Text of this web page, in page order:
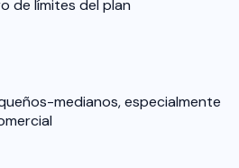
de límites del plan
medianos, especialmente